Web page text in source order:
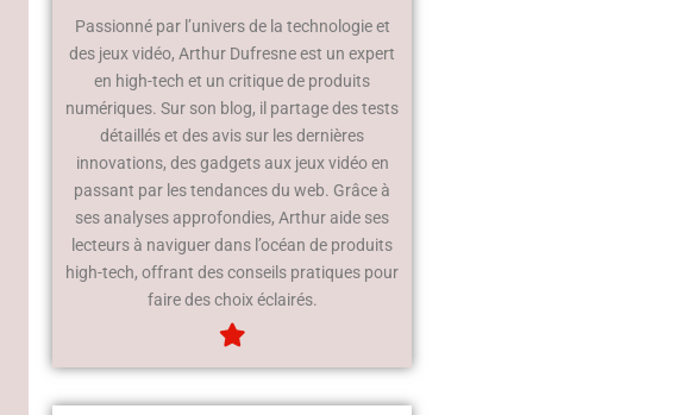
Passionné par l’univers de la technologie et
des jeux vidéo, Arthur Dufresne est un expert
en high-tech et un critique de produits
numériques. Sur son blog, il partage des tests
détaillés et des avis sur les dernières
innovations, des gadgets aux jeux vidéo en
passant par les tendances du web. Grâce à
ses analyses approfondies, Arthur aide ses
lecteurs à naviguer dans l’océan de produits
high-tech, offrant des conseils pratiques pour
faire des choix éclairés.